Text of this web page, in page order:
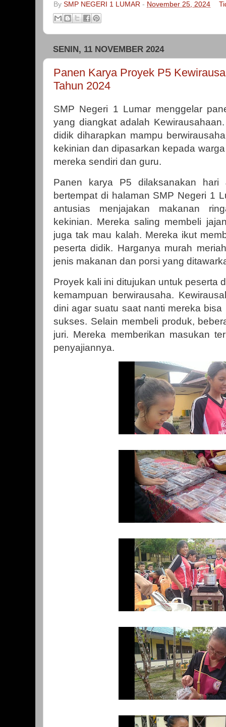
By SMP NEGERI 1 LUMAR - November 25, 2024
SENIN, 11 NOVEMBER 2024
Panen Karya Proyek P5
Tahun 2024
SMP Negeri 1 Lumar menggelar
yang diangkat adalah
didik diharapkan mampu
kekinian dan dipasarkan kepada
mereka sendiri dan guru.
Panen karya P5 dilaksanakan hari
bertempat di halaman SMP Negeri 1
antusias menjajakan makanan
kekinian. Mereka saling membeli
juga tak mau kalah. Mereka ikut
peserta didik. Harganya murah
jenis makanan dan porsi yang
Proyek kali ini ditujukan untuk peserta
kemampuan berwirausaha.
dini agar suatu saat nanti mereka
sukses. Selain membeli produk,
juri. Mereka memberikan masukan
penyajiannya.